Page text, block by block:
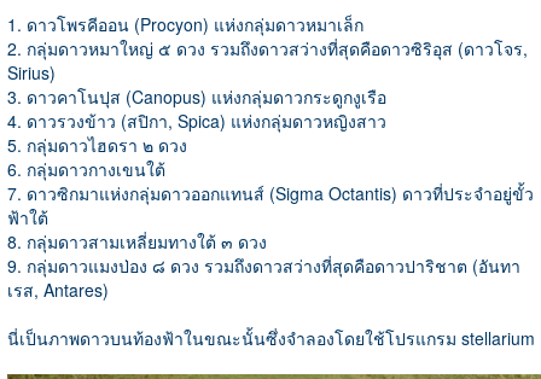
1. ดาวโพรคีออน (Procyon) แห่งกลุ่มดาวหมาเล็ก
2. กลุ่มดาวหมาใหญ่ ๕ ดวง รวมถึงดาวสว่างที่สุดคือดาวซิริอุส (ดาวโจร,
Sirius)
3. ดาวคาโนปุส (Canopus) แห่งกลุ่มดาวกระดูกงูเรือ
4. ดาวรวงข้าว (สปิกา, Spica) แห่งกลุ่มดาวหญิงสาว
5. กลุ่มดาวไฮดรา ๒ ดวง
6. กลุ่มดาวกางเขนใต้
7. ดาวซิกมาแห่งกลุ่มดาวออกแทนส์ (Sigma Octantis) ดาวที่ประจำอยู่ขั้ว
ฟ้าใต้
8. กลุ่มดาวสามเหลี่ยมทางใต้ ๓ ดวง
9. กลุ่มดาวแมงป่อง ๘ ดวง รวมถึงดาวสว่างที่สุดคือดาวปาริชาต (อันทา
เรส, Antares)
นี่เป็นภาพดาวบนท้องฟ้าในขณะนั้นซึ่งจำลองโดยใช้โปรแกรม stellarium